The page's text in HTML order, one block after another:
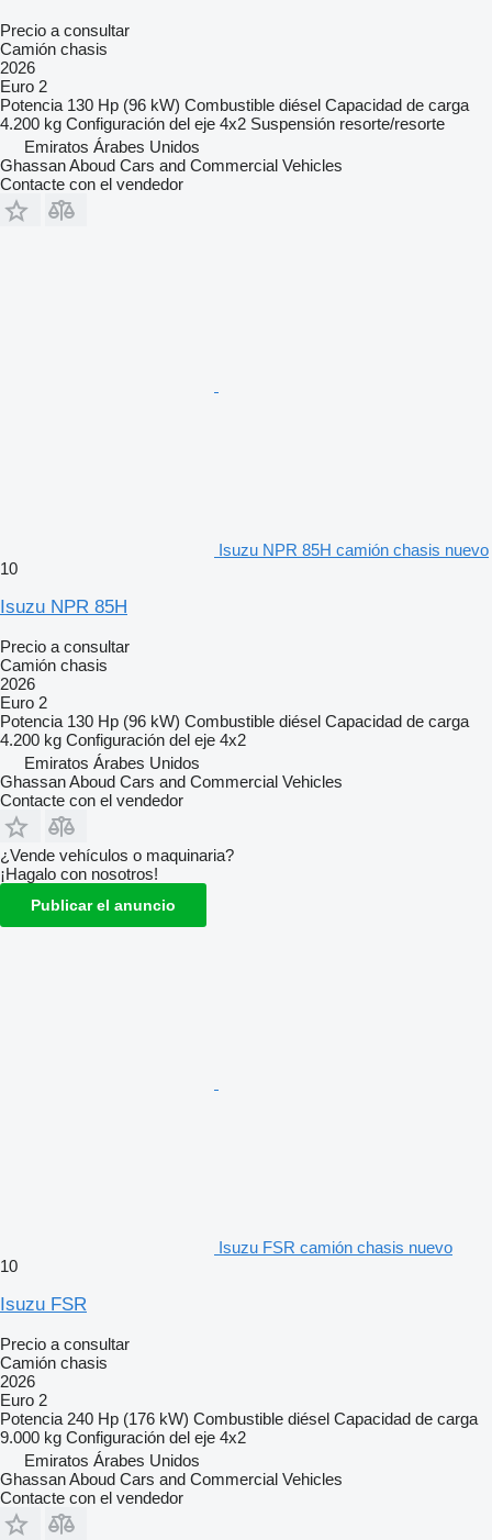
Precio a consultar
Camión chasis
2026
Euro 2
Potencia 130 Hp (96 kW) Combustible diésel Capacidad de carga
4.200 kg Configuración del eje 4x2 Suspensión resorte/resorte
Emiratos Árabes Unidos
Ghassan Aboud Cars and Commercial Vehicles
Contacte con el vendedor
Isuzu NPR 85H camión chasis nuevo
10
Isuzu NPR 85H
Precio a consultar
Camión chasis
2026
Euro 2
Potencia 130 Hp (96 kW) Combustible diésel Capacidad de carga
4.200 kg Configuración del eje 4x2
Emiratos Árabes Unidos
Ghassan Aboud Cars and Commercial Vehicles
Contacte con el vendedor
¿Vende vehículos o maquinaria?
¡Hagalo con nosotros!
Publicar el anuncio
Isuzu FSR camión chasis nuevo
10
Isuzu FSR
Precio a consultar
Camión chasis
2026
Euro 2
Potencia 240 Hp (176 kW) Combustible diésel Capacidad de carga
9.000 kg Configuración del eje 4x2
Emiratos Árabes Unidos
Ghassan Aboud Cars and Commercial Vehicles
Contacte con el vendedor